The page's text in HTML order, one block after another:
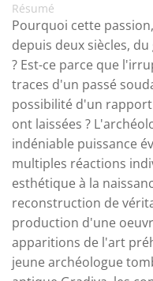
Résumé
Pourquoi cette
depuis deux siècles,
? Est-ce parce que
traces d'un passé
possibilité d'un
ont laissées ?
indéniable puissance
multiples réactions
esthétique à la
reconstruction de
production d'une
apparitions de l'art
jeune archéologue